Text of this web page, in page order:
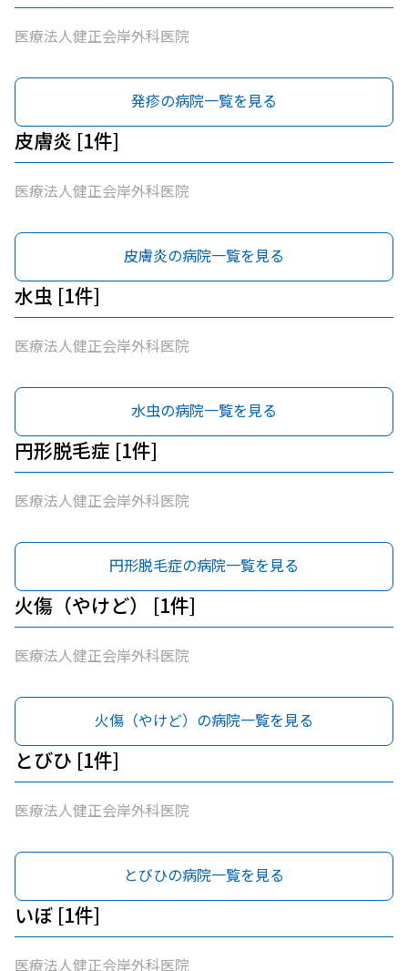
医療法人健正会岸外科医院
発疹の病院一覧を見る
皮膚炎 [1件]
医療法人健正会岸外科医院
皮膚炎の病院一覧を見る
水虫 [1件]
医療法人健正会岸外科医院
水虫の病院一覧を見る
円形脱毛症 [1件]
医療法人健正会岸外科医院
円形脱毛症の病院一覧を見る
火傷（やけど） [1件]
医療法人健正会岸外科医院
火傷（やけど）の病院一覧を見る
とびひ [1件]
医療法人健正会岸外科医院
とびひの病院一覧を見る
いぼ [1件]
医療法人健正会岸外科医院